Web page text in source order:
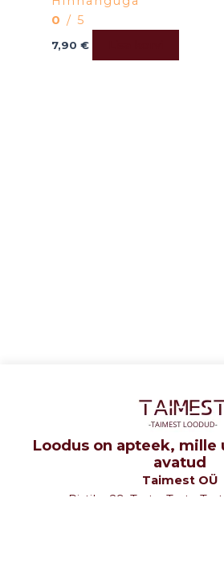
0 / 5
7,90 €
Loodus on apteek, mille
avatud
Taimest OÜ
Ristiku 29, Tartu, Tartu